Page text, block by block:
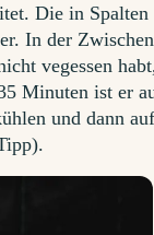
Die in Spalten
In der
vegessen
Minuten ist er
und dann